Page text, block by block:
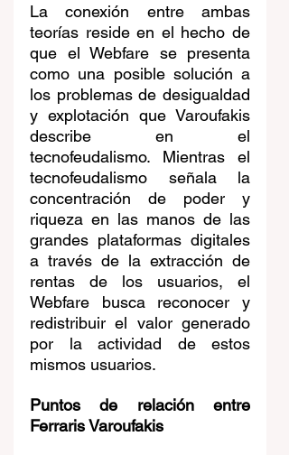
La conexión entre ambas
teorías reside en el hecho de
que el Webfare se presenta
como una posible solución a
los problemas de desigualdad
y explotación que Varoufakis
describe en el
tecnofeudalismo. Mientras el
tecnofeudalismo señala la
concentración de poder y
riqueza en las manos de las
grandes plataformas digitales
a través de la extracción de
rentas de los usuarios, el
Webfare busca reconocer y
redistribuir el valor generado
por la actividad de estos
mismos usuarios.
Puntos de relación entre
Ferraris Varoufakis